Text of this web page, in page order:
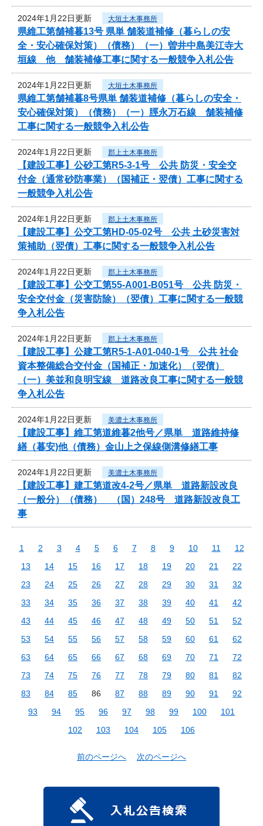
2024年1月22日更新 大垣土木事務所
県維工第舗補暮13号 県単 舗装道補修（暮らしの安
全・安心確保対策）（債務）（一）曽井中島美江寺大
垣線 他 舗装補修工事に関する一般競争入札公告
2024年1月22日更新 大垣土木事務所
県維工第舗補暮8号県単 舗装道補修（暮らしの安全・
安心確保対策）（債務）（一）脛永万石線 舗装補修
工事に関する一般競争入札公告
2024年1月22日更新 郡上土木事務所
【建設工事】公砂工第R5-3-1号 公共 防災・安全交
付金（通常砂防事業）（国補正・翌債）工事に関する
一般競争入札公告
2024年1月22日更新 郡上土木事務所
【建設工事】公交工第HD-05-02号 公共 土砂災害対
策補助（翌債）工事に関する一般競争入札公告
2024年1月22日更新 郡上土木事務所
【建設工事】公交工第55-A001-B051号 公共 防災・
安全交付金（災害防除）（翌債）工事に関する一般競
争入札公告
2024年1月22日更新 郡上土木事務所
【建設工事】公建工第R5-1-A01-040-1号 公共 社会
資本整備総合交付金（国補正・加速化）（翌債）
（一）美並和良明宝線 道路改良工事に関する一般競
争入札公告
2024年1月22日更新 美濃土木事務所
【建設工事】維工第道維暮2他号／県単 道路維持修
繕（暮安)他（債務）金山上之保線側溝修繕工事
2024年1月22日更新 美濃土木事務所
【建設工事】建工第道改4-2号／県単 道路新設改良
（一般分）（債務） （国）248号 道路新設改良工
事
1 2 3 4 5 6 7 8 9 10 11
12
13
14 15 16 17 18 19 20 21
22
23
24 25 26 27 28 29 30 31
32
33
34 35 36 37 38 39 40 41
42
43
44 45 46 47 48 49 50 51
52
53
54 55 56 57 58 59 60 61
62
63
64 65 66 67 68 69 70 71
72
73
74 75 76 77 78 79 80 81
82
83
84 85 86 87 88 89 90 91
92
93
94 95 96 97 98 99 100
101
102
103 104 105 106
前のページへ 次のページへ